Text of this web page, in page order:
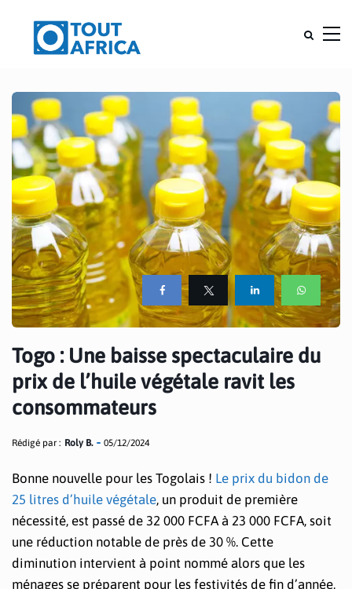
Togo : Une baisse spectaculaire du
prix de l’huile végétale ravit les
consommateurs
Rédigé par : Roly B. 05/12/2024
Bonne nouvelle pour les Togolais ! Le prix du bidon de
25 litres d’huile végétale, un produit de première
nécessité, est passé de 32 000 FCFA à 23 000 FCFA, soit
une réduction notable de près de 30 %. Cette
diminution intervient à point nommé alors que les
ménages se préparent pour les festivités de fin d’année,